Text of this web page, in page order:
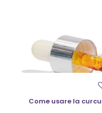
Come usare la